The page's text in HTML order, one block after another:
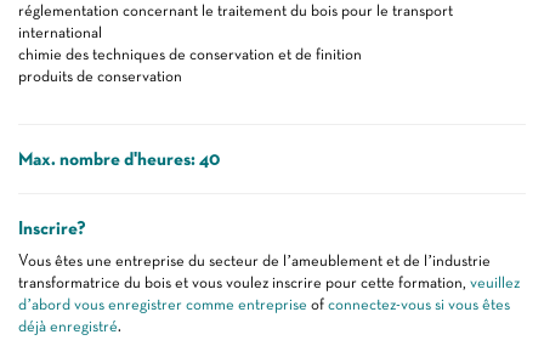
réglementation concernant le traitement du bois pour le transport
international
chimie des techniques de conservation et de finition
produits de conservation
Max. nombre d'heures: 40
Inscrire?
Vous êtes une entreprise du secteur de l’ameublement et de l’industrie
transformatrice du bois et vous voulez inscrire pour cette formation, veuillez
d’abord vous enregistrer comme entreprise of connectez-vous si vous êtes
déjà enregistré.